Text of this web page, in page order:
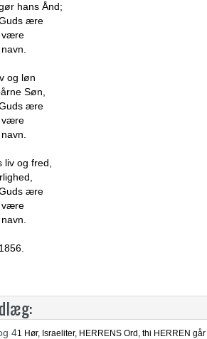
hans Ånd;
ære
være
og løn
Søn,
ære
være
og fred,
ære
være
41 Hør, Israeliter, HERRENS Ord, thi HERREN